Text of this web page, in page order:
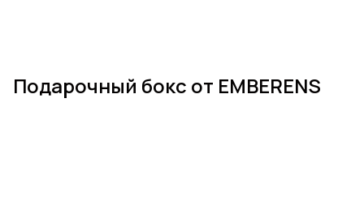
Подарочный бокс от EMBERENS